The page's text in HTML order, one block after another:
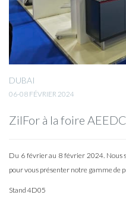
DUBAI
06-08 FÉVRIER 2024
ZilFor à la foire
Du 6 février au 8 février 2024. Nous
pour vous présenter notre gamme de
Stand 4D05